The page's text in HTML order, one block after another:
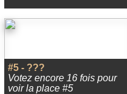
#5 - ???
Votez encore 16 fois pour
voir la place #5